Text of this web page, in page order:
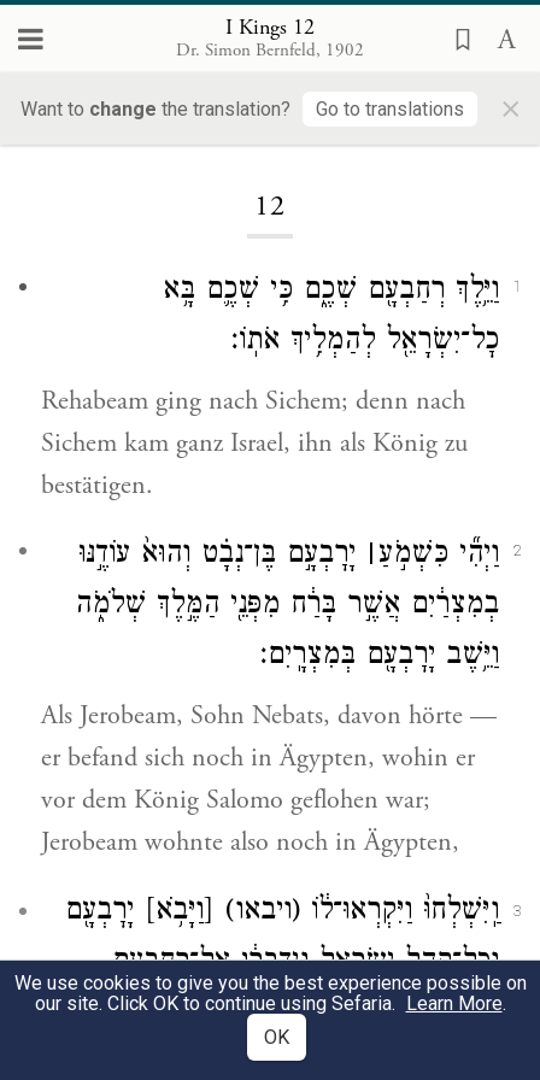
I Kings 12
Dr. Simon Bernfeld, 1902
Want to change the translation? Go to translations ×
12
1
וַיֵּ֥לֶךְ רְחַבְעָ֖ם שְׁכֶ֑ם כִּ֥י שְׁכֶ֛ם בָּ֥א
כׇל־יִשְׂרָאֵ֖ל לְהַמְלִ֥יךְ אֹתֽוֹ׃
Rehabeam ging nach Sichem; denn nach
Sichem kam ganz Israel, ihn als König zu
bestätigen.
2 וַיְהִ֞י כִּשְׁמֹ֣עַ׀ יָרׇבְעָ֣ם בֶּן־נְבָ֗ט וְהוּא֙ עוֹדֶ֣נּוּ
בְמִצְרַ֔יִם אֲשֶׁ֣ר בָּרַ֔ח מִפְּנֵ֖י הַמֶּ֣לֶךְ שְׁלֹמֹ֑ה
וַיֵּ֥שֶׁב יָרׇבְעָ֖ם בְּמִצְרָֽיִם׃
Als Jerobeam, Sohn Nebats, davon hörte —
er befand sich noch in Ägypten, wohin er
vor dem König Salomo geflohen war;
Jerobeam wohnte also noch in Ägypten,
3 וַֽיִּשְׁלְחוּ֙ וַיִּקְרְאוּ־ל֔וֹ (ויבאו) [וַיָּבֹ֥א] יָרׇבְעָ֖ם
וְכׇל־קְהַ֣ל יִשְׂרָאֵ֑ל וַֽיְדַבְּר֔וּ אֶל־רְחַבְעָ֖ם
לֵאמֹֽר׃
We use cookies to give you the best experience possible on
our site. Click OK to continue using Sefaria. Learn More.
OK